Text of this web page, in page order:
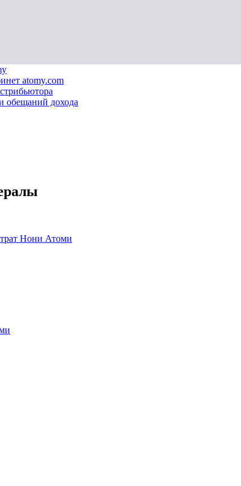
atomy.com
обещаний дохода
Нони Атоми